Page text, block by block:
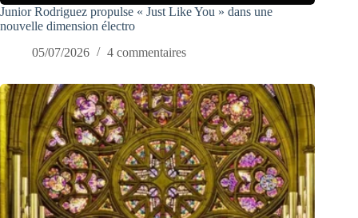
Junior Rodriguez propulse « Just Like You » dans une
nouvelle dimension électro
05/07/2026
4 commentaires